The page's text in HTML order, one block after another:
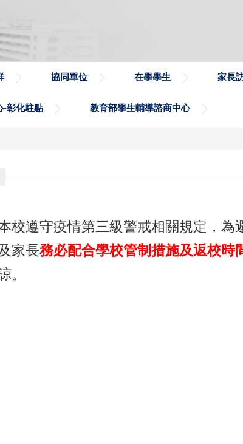
協同單位 在學學生 家長
-彰化駐點 教育部學生輔導諮商中心
校遵守疫情第三級警戒相關規定，為
家長務必配合學校管制措施及返校時
。